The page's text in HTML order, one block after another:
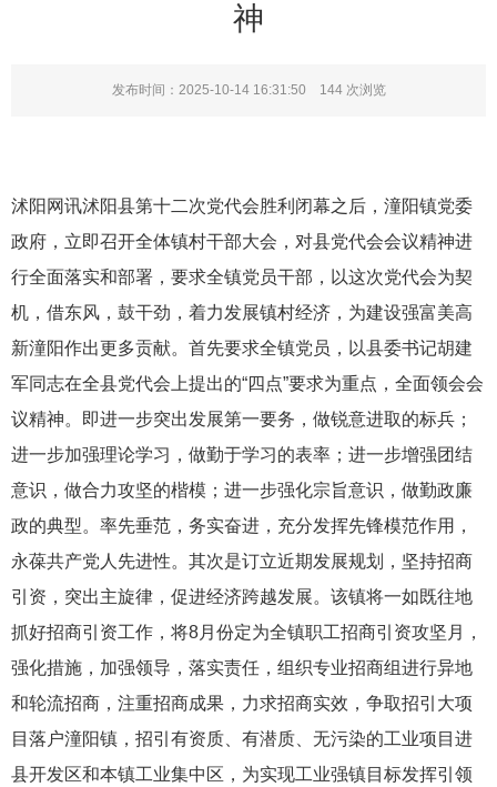
神
发布时间：2025-10-14 16:31:50 144 次浏览
沭阳网讯沭阳县第十二次党代会胜利闭幕之后，潼阳镇党委
政府，立即召开全体镇村干部大会，对县党代会会议精神进
行全面落实和部署，要求全镇党员干部，以这次党代会为契
机，借东风，鼓干劲，着力发展镇村经济，为建设强富美高
新潼阳作出更多贡献。首先要求全镇党员，以县委书记胡建
军同志在全县党代会上提出的“四点”要求为重点，全面领会会
议精神。即进一步突出发展第一要务，做锐意进取的标兵；
进一步加强理论学习，做勤于学习的表率；进一步增强团结
意识，做合力攻坚的楷模；进一步强化宗旨意识，做勤政廉
政的典型。率先垂范，务实奋进，充分发挥先锋模范作用，
永葆共产党人先进性。其次是订立近期发展规划，坚持招商
引资，突出主旋律，促进经济跨越发展。该镇将一如既往地
抓好招商引资工作，将8月份定为全镇职工招商引资攻坚月，
强化措施，加强领导，落实责任，组织专业招商组进行异地
和轮流招商，注重招商成果，力求招商实效，争取招引大项
目落户潼阳镇，招引有资质、有潜质、无污染的工业项目进
县开发区和本镇工业集中区，为实现工业强镇目标发挥引领